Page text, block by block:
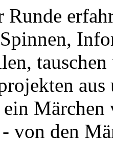
Runde
Märchen
von den